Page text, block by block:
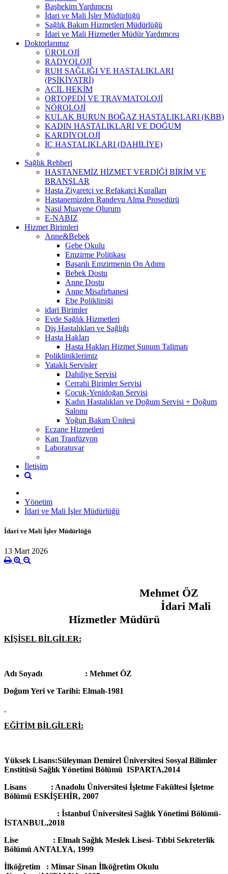
Başhekim Yardımcısı
İdari ve Mali İşler Müdürlüğü
Sağlık Bakım Hizmetleri Müdürlüğü
İdari ve Mali Hizmetler Müdür Yardımcısı
Doktorlarımız
ÜROLOJİ
RADYOLOJİ
RUH SAĞLIĞI VE HASTALIKLARI
(PSİKİYATRİ)
ACİL HEKİM
ORTOPEDİ VE TRAVMATOLOJİ
NÖROLOJİ
KULAK BURUN BOĞAZ HASTALIKLARI (KBB)
KADIN HASTALIKLARI VE DOĞUM
KARDİYOLOJİ
İÇ HASTALIKLARI (DAHİLİYE)
Sağlık Rehberi
HASTANEMİZ HİZMET VERDİĞİ BİRİM VE
BRANŞLAR
Hasta Ziyaretçi ve Refakatçi Kuralları
Hastanemizden Randevu Alma Prosedürü
Nasıl Muayene Olurum
E-NABIZ
Hizmet Birimleri
Anne&Bebek
Gebe Okulu
Emzirme Politikası
Başarılı Emzirmenin On Adımı
Bebek Dostu
Anne Dostu
Anne Misafirhanesi
Ebe Polikliniği
idari Birimler
Evde Sağlık Hizmetleri
Diş Hastalıkları ve Sağlığı
Hasta Hakları
Hasta Hakları Hizmet Sunum Talimatı
Polikliniklerimiz
Yataklı Servisler
Dahiliye Servisi
Cerrahi Birimler Servisi
Çocuk-Yenidoğan Servisi
Kadın Hastalıkları ve Doğum Servisi + Doğum
Salonu
Yoğun Bakım Ünitesi
Eczane Hizmetleri
Kan Tranfüzyon
Laboratuvar
İletişim
Yönetim
İdari ve Mali İşler Müdürlüğü
İdari ve Mali İşler Müdürlüğü
13 Mart 2026
Mehmet ÖZ
İdari Mali
Hizmetler Müdürü
KİŞİSEL BİLGİLER:
Adı Soyadı : Mehmet ÖZ
Doğum Yeri ve Tarihi: Elmalı-1981
EĞİTİM BİLGİLERİ:
Yüksek Lisans:Süleyman Demirel Üniversitesi Sosyal Bilimler
Enstitüsü Sağlık Yönetimi Bölümü ISPARTA,2014
Lisans : Anadolu Üniversitesi İşletme Fakültesi İşletme
Bölümü ESKİŞEHİR, 2007
: İstanbul Üniversitesi Sağlık Yönetimi Bölümü-
İSTANBUL,2018
Lise : Elmalı Sağlık Meslek Lisesi- Tıbbi Sekreterlik
Bölümü ANTALYA, 1999
İlköğretim : Mimar Sinan İlköğretim Okulu